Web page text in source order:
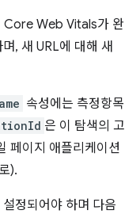
Core Web Vitals가 완
, 새 URL에 대해 새
속성에는 측정항목
은 이 탐색의 고
페이지 애플리케이션
).
정되어야 하며 다음